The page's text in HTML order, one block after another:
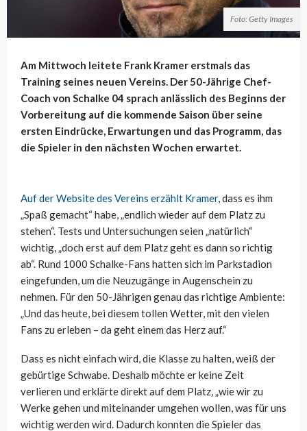
Foto: Getty Images
Am Mittwoch leitete Frank Kramer erstmals das
Training seines neuen Vereins. Der 50-Jährige Chef-
Coach von Schalke 04 sprach anlässlich des Beginns der
Vorbereitung auf die kommende Saison über seine
ersten Eindrücke, Erwartungen und das Programm, das
die Spieler in den nächsten Wochen erwartet.
Auf der Website des Vereins erzählt Kramer, dass es ihm
„Spaß gemacht“ habe, „endlich wieder auf dem Platz zu
stehen“. Tests und Untersuchungen seien „natürlich“
wichtig, „doch erst auf dem Platz geht es dann so richtig
ab“. Rund 1000 Schalke-Fans hatten sich im Parkstadion
eingefunden, um die Neuzugänge in Augenschein zu
nehmen. Für den 50-Jährigen genau das richtige Ambiente:
„Und das heute, bei diesem tollen Wetter, mit den vielen
Fans zu erleben – da geht einem das Herz auf.“
Dass es nicht einfach wird, die Klasse zu halten, weiß der
gebürtige Schwabe. Deshalb möchte er keine Zeit
verlieren und erklärte direkt auf dem Platz, „wie wir zu
Werke gehen und miteinander umgehen wollen, was für uns
wichtig werden wird. Dadurch konnten die Spieler das